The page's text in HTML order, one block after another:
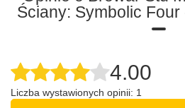
Ściany: Symbolic
4.00
Liczba wystawionych opinii: 1